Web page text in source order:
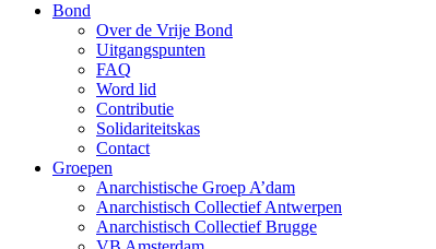
Bond
Over de Vrije Bond
Uitgangspunten
FAQ
Word lid
Contributie
Solidariteitskas
Contact
Groepen
Anarchistische Groep A’dam
Anarchistisch Collectief Antwerpen
Anarchistisch Collectief Brugge